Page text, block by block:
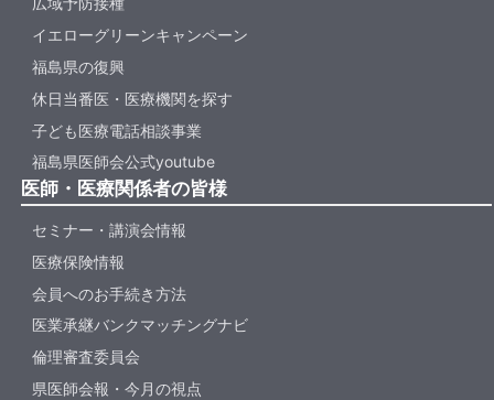
イエローグリーンキャンペーン
福島県の復興
休日当番医・医療機関を探す
子ども医療電話相談事業
福島県医師会公式youtube
医師・医療関係者の皆様
セミナー・講演会情報
医療保険情報
会員へのお手続き方法
医業承継バンクマッチングナビ
倫理審査委員会
県医師会報・今月の視点